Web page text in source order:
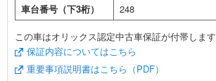
車台番号（下3桁）
248
この車はオリックス認定中古車保証が付帯します
保証内容についてはこちら
重要事項説明書はこちら（PDF）